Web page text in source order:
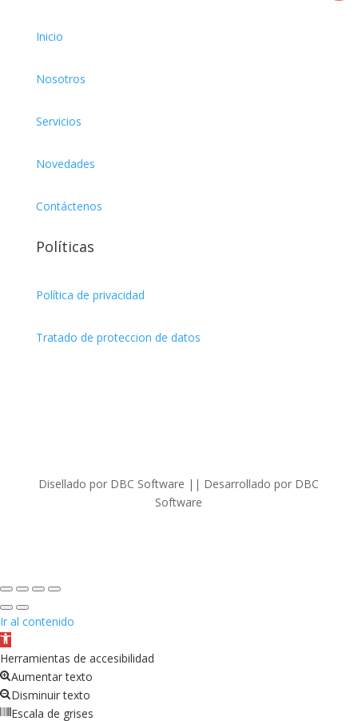
Miniservice
Inicio
Nosotros
Servicios
Novedades
Contáctenos
Políticas
Política de privacidad
Tratado de proteccion de datos
Disellado por DBC Software || Desarrollado por DBC
Software
Ir al contenido
Abrir
barra
de
herramientas
Herramientas de accesibilidad
Aumentar texto
Disminuir texto
Escala de grises